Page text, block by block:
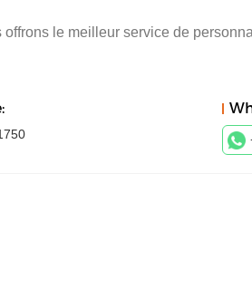
le meilleur service de